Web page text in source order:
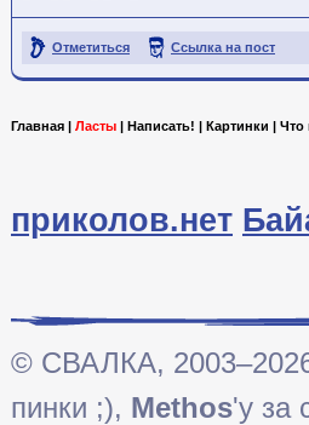
Отметиться Ссылка на пост
Главная | Ласты | Написать! | Картинки | Что
приколов.нет
© СВАЛКА,
пинки ;), Methos'у за